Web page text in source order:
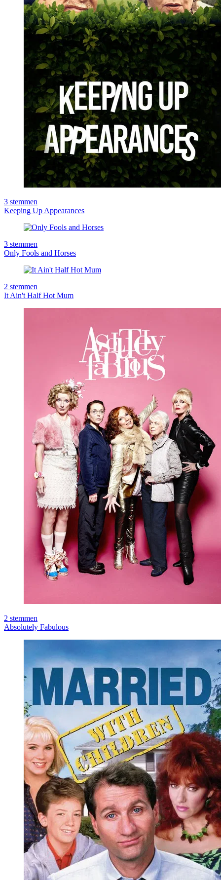
3 stemmen
Keeping Up Appearances
3 stemmen
Only Fools and Horses
2 stemmen
It Ain't Half Hot Mum
2 stemmen
Absolutely Fabulous